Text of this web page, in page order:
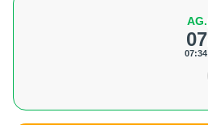
AG.
07
07:34